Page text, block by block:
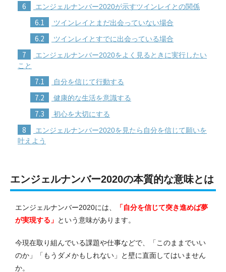
6 エンジェルナンバー2020が示すツインレイとの関係
6.1 ツインレイとまだ出会っていない場合
6.2 ツインレイとすでに出会っている場合
7
エンジェルナンバー2020をよく見るときに実行したい
こと
7.1 自分を信じて行動する
7.2 健康的な生活を意識する
7.3 初心を大切にする
8
エンジェルナンバー2020を見たら自分を信じて願いを
叶えよう
エンジェルナンバー2020の本質的な意味とは
エンジェルナンバー2020には、
「自分を信じて突き進めば夢
が実現する」 という意味があります。
今現在取り組んでいる課題や仕事などで、「このままでいい
のか」「もうダメかもしれない」と壁に直面してはいません
か。